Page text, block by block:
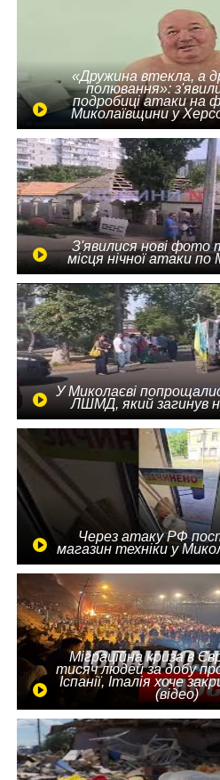
«Дружина втекла, а
полювання»:
подробиці атаки на
Миколаївщини у
З'явилися нові фото
місця нічної атаки по
У Миколаєві
ЛШМД, який загинув
Через атаку РФ
магазин техніки у
Міграційна криза в
тисяч людей за добу
Іспанії, Італія хоче
(відео)